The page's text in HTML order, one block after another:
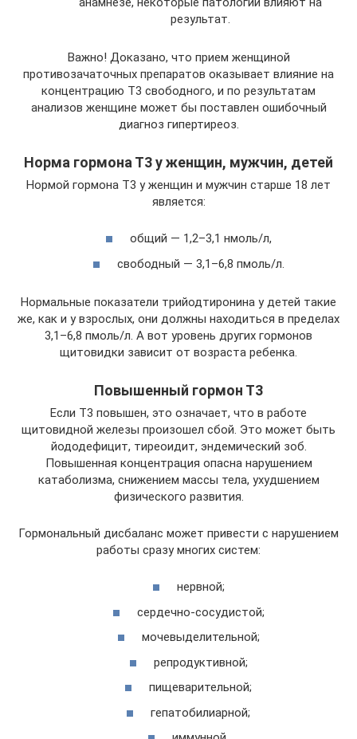
результат.
Важно! Доказано, что прием женщиной
противозачаточных препаратов оказывает влияние на
концентрацию Т3 свободного, и по результатам
анализов женщине может бы поставлен ошибочный
диагноз гипертиреоз.
Норма гормона Т3 у женщин, мужчин, детей
Нормой гормона Т3 у женщин и мужчин старше 18 лет
является:
общий — 1,2–3,1 нмоль/л,
свободный — 3,1–6,8 пмоль/л.
Нормальные показатели трийодтиронина у детей такие
же, как и у взрослых, они должны находиться в пределах
3,1–6,8 пмоль/л. А вот уровень других гормонов
щитовидки зависит от возраста ребенка.
Повышенный гормон Т3
Если Т3 повышен, это означает, что в работе
щитовидной железы произошел сбой. Это может быть
йододефицит, тиреоидит, эндемический зоб.
Повышенная концентрация опасна нарушением
катаболизма, снижением массы тела, ухудшением
физического развития.
Гормональный дисбаланс может привести с нарушением
работы сразу многих систем:
нервной;
сердечно-сосудистой;
мочевыделительной;
репродуктивной;
пищеварительной;
гепатобилиарной;